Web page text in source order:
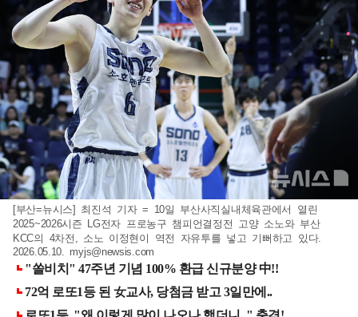
[부산=뉴시스] 최진석 기자 = 10일 부산사직실내체육관에서 열린
2025~2026시즌 LG전자 프로농구 챔피언결정전 고양 소노와 부산
KCC의 4차전, 소노 이정현이 역전 자유투를 넣고 기뻐하고 있다.
2026.05.10. myjs@newsis.com